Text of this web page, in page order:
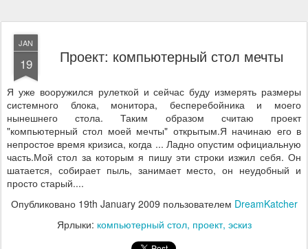
JAN
19 Проект: компьютерный стол мечты
Я уже вооружился рулеткой и сейчас буду измерять размеры
системного блока, монитора, бесперебойника и моего
нынешнего стола. Таким образом считаю проект
"компьютерный стол моей мечты" открытым.Я начинаю его в
непростое время кризиса, когда ... Ладно опустим официальную
часть.Мой стол за которым я пишу эти строки изжил себя. Он
шатается, собирает пыль, занимает место, он неудобный и
просто старый....
Опубликовано 19th January 2009 пользователем DreamKatcher
Ярлыки: компьютерный стол проект эскиз